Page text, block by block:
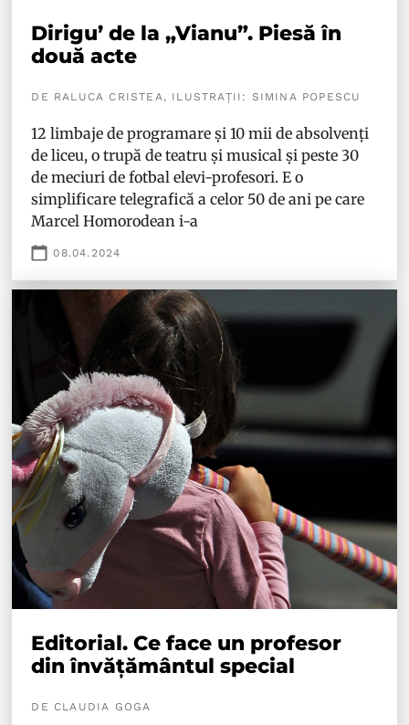
Dirigu’ de la „Vianu”. Piesă în
două acte
DE RALUCA CRISTEA, ILUSTRAȚII: SIMINA POPESCU
12 limbaje de programare și 10 mii de absolvenți
de liceu, o trupă de teatru și musical și peste 30
de meciuri de fotbal elevi-profesori. E o
simplificare telegrafică a celor 50 de ani pe care
Marcel Homorodean i-a
08.04.2024
Editorial. Ce face un profesor
din învățământul special
DE CLAUDIA GOGA